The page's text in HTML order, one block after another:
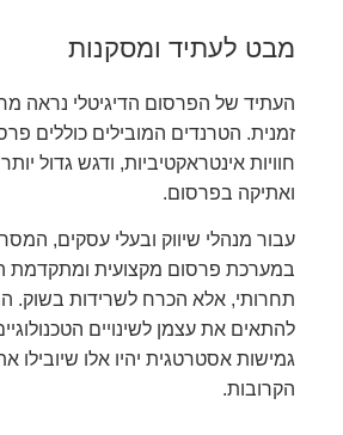
מבט לעתיד ומסקנות
העתיד של הפרסום הדיגיטלי נראה
חוויות אינטראקטיביות, ודגש גדול
ואתיקה בפרסום.
עבור מנהלי שיווק ובעלי עסקים,
במערכת פרסום מקצועית ומתקדמת
תחרותי, אלא הכרח לשרידות בשוק.
להתאים את עצמן לשינויים
גמישות אסטרטגית יהיו אלו שיובילו
הקרובות.